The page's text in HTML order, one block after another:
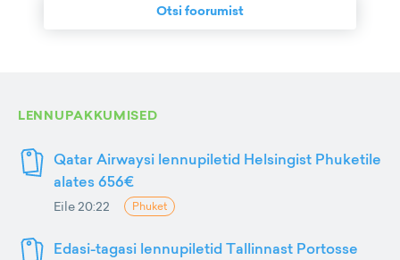
Otsi foorumist
LENNUPAKKUMISED
Qatar Airwaysi lennupiletid Helsingist Phuketile
alates 656€
Eile 20:22 Phuket
Edasi-tagasi lennupiletid Tallinnast Portosse